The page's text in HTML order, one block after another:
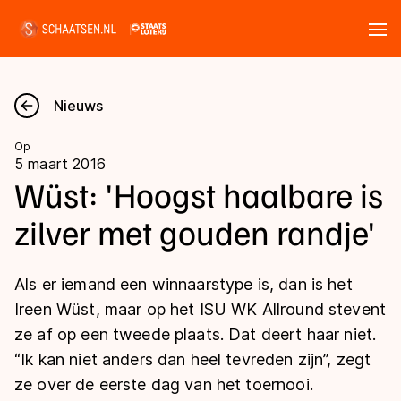
Nieuws
Kalender
Disciplines
Langebaan
Shorttrack
Inlineskaten
Uitslagen
Langebaan
Shorttrack
Marathon
Tijden & historie
Ranglijsten Langebaan
Nieuws
Op
5 maart 2016
Wüst: 'Hoogst haalbare is
zilver met gouden randje'
Als er iemand een winnaarstype is, dan is het
Ireen Wüst, maar op het ISU WK Allround stevent
ze af op een tweede plaats. Dat deert haar niet.
“Ik kan niet anders dan heel tevreden zijn”, zegt
ze over de eerste dag van het toernooi.